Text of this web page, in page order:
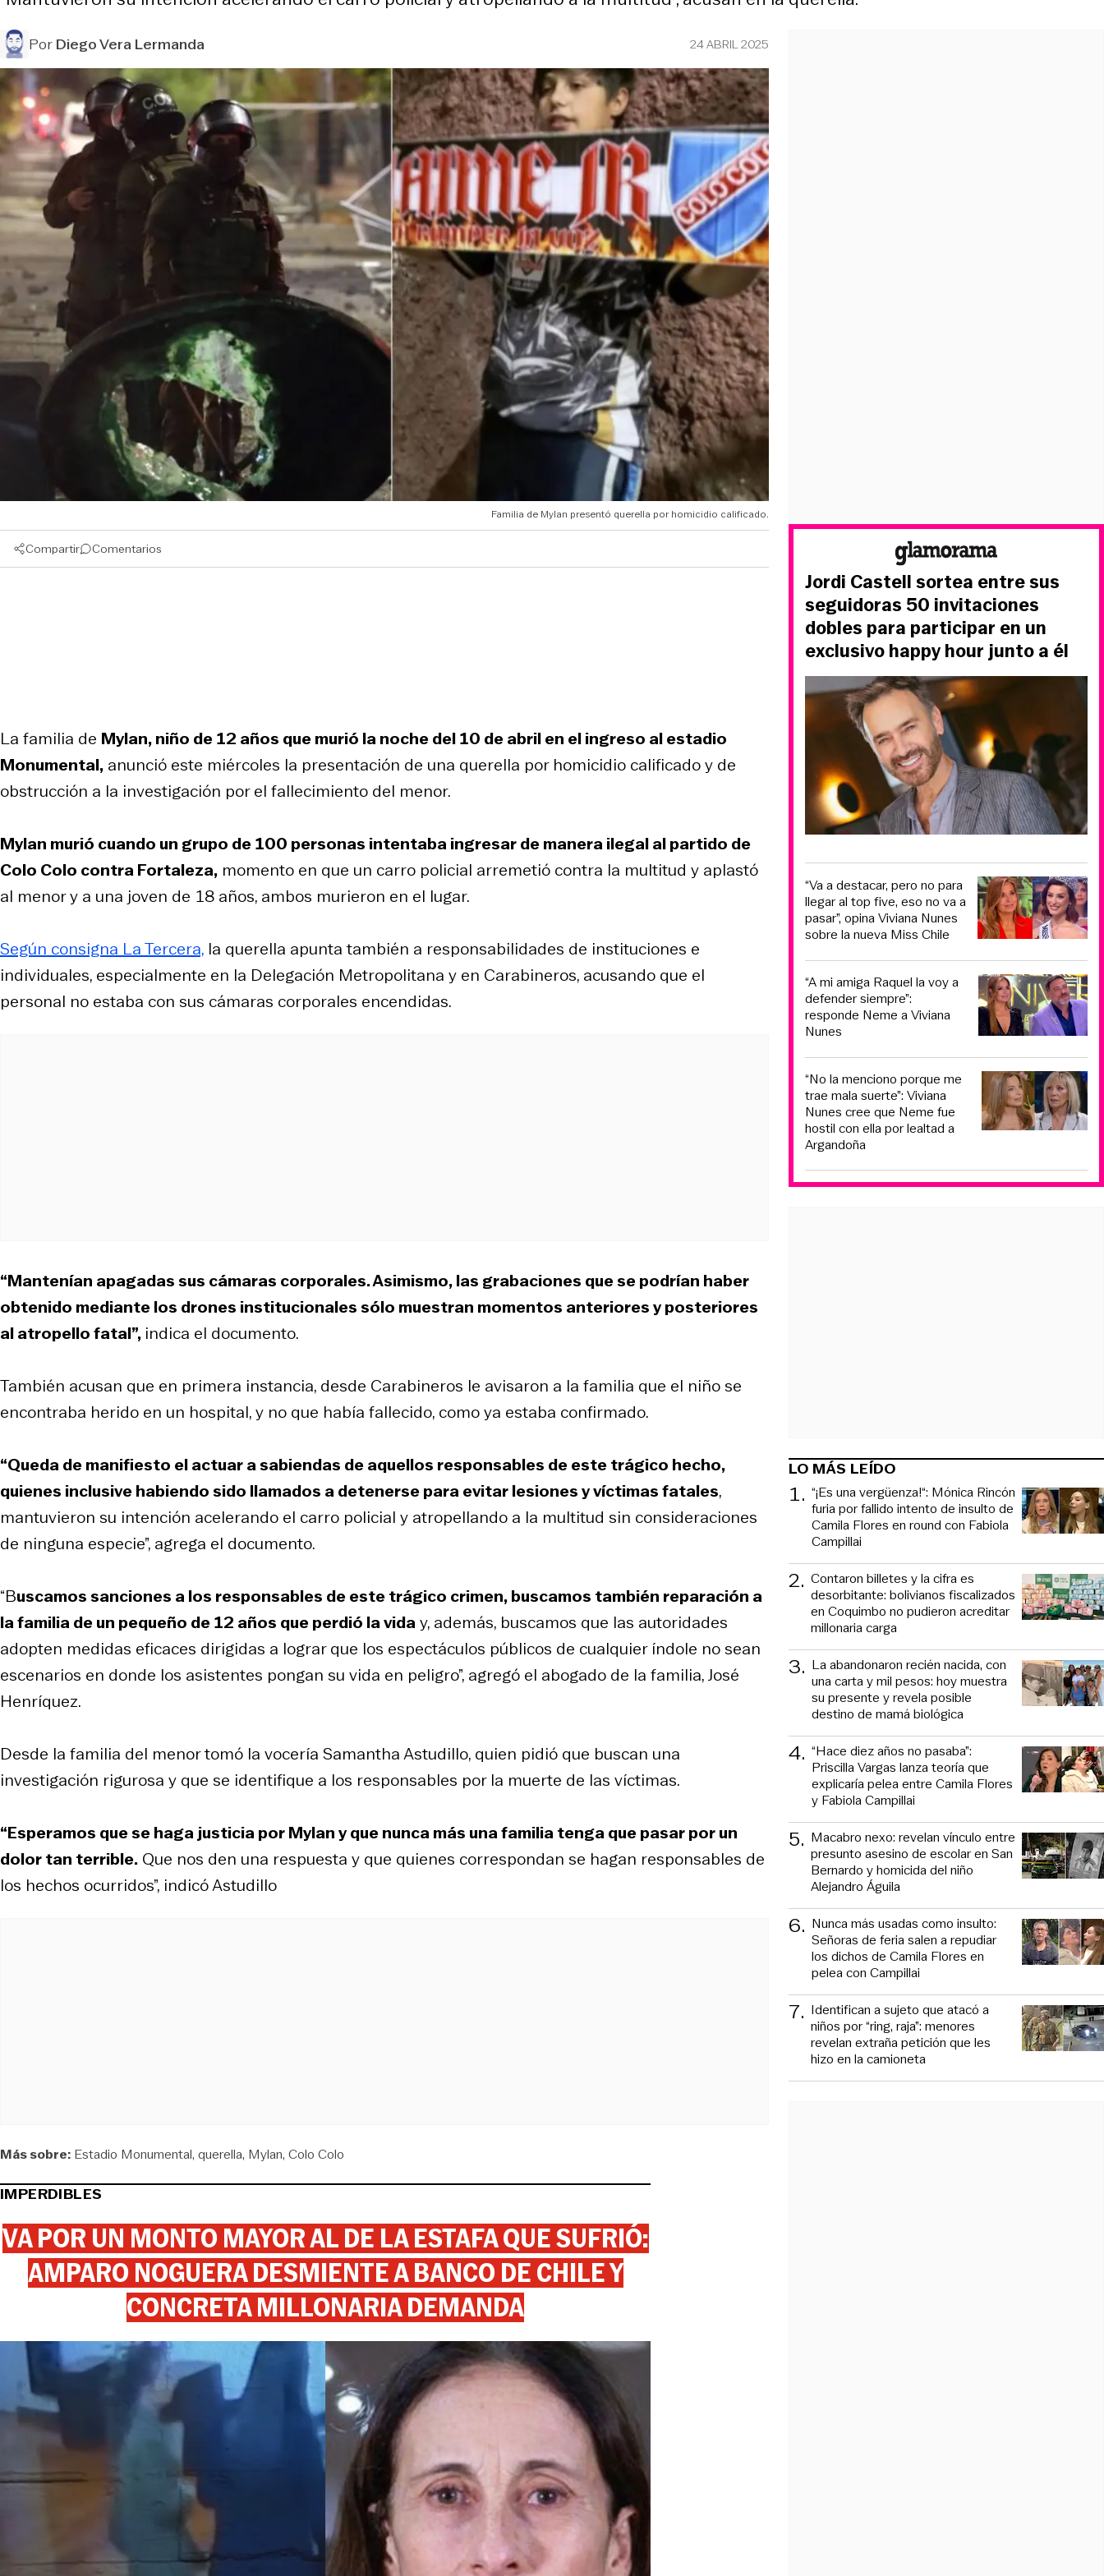
PorDiego Vera Lermanda 24 ABRIL 2025
Familia de Mylan presentó querella por homicidio calificado.
Compartir Comentarios
La familia de Mylan, niño de 12 años que murió la noche del 10 de abril en el ingreso al estadio
Monumental, anunció este miércoles la presentación de una querella por homicidio calificado y de
obstrucción a la investigación por el fallecimiento del menor.
Mylan murió cuando un grupo de 100 personas intentaba ingresar de manera ilegal al partido de
Colo Colo contra Fortaleza, momento en que un carro policial arremetió contra la multitud y aplastó
al menor y a una joven de 18 años, ambos murieron en el lugar.
Según consigna La Tercera, la querella apunta también a responsabilidades de instituciones e
individuales, especialmente en la Delegación Metropolitana y en Carabineros, acusando que el
personal no estaba con sus cámaras corporales encendidas.
“Mantenían apagadas sus cámaras corporales. Asimismo, las grabaciones que se podrían haber
obtenido mediante los drones institucionales sólo muestran momentos anteriores y posteriores
al atropello fatal”, indica el documento.
También acusan que en primera instancia, desde Carabineros le avisaron a la familia que el niño se
encontraba herido en un hospital, y no que había fallecido, como ya estaba confirmado.
“Queda de manifiesto el actuar a sabiendas de aquellos responsables de este trágico hecho,
quienes inclusive habiendo sido llamados a detenerse para evitar lesiones y víctimas fatales,
mantuvieron su intención acelerando el carro policial y atropellando a la multitud sin consideraciones
de ninguna especie”, agrega el documento.
“Buscamos sanciones a los responsables de este trágico crimen, buscamos también reparación a
la familia de un pequeño de 12 años que perdió la viday, además, buscamos que las autoridades
adopten medidas eficaces dirigidas a lograr que los espectáculos públicos de cualquier índole no sean
escenarios en donde los asistentes pongan su vida en peligro”, agregó el abogado de la familia, José
Henríquez.
Desde la familia del menor tomó la vocería Samantha Astudillo, quien pidió que buscan una
investigación rigurosa y que se identifique a los responsables por la muerte de las víctimas.
“Esperamos que se haga justicia por Mylan y que nunca más una familia tenga que pasar por un
dolor tan terrible. Que nos den una respuesta y que quienes correspondan se hagan responsables de
los hechos ocurridos”, indicó Astudillo
Más sobre: Estadio Monumental querella Mylan Colo Colo
IMPERDIBLES
VA POR UN MONTO MAYOR AL DE LA ESTAFA QUE SUFRIÓ:
AMPARO NOGUERA DESMIENTE A BANCO DE CHILE Y
CONCRETA MILLONARIA DEMANDA
Jordi Castell sortea entre sus
seguidoras 50 invitaciones
dobles para participar en un
exclusivo happy hour junto a él
“Va a destacar, pero no para
llegar al top five, eso no va a
pasar”, opina Viviana Nunes
sobre la nueva Miss Chile
“A mi amiga Raquel la voy a
defender siempre”:
responde Neme a Viviana
Nunes
“No la menciono porque me
trae mala suerte”: Viviana
Nunes cree que Neme fue
hostil con ella por lealtad a
Argandoña
LO MÁS LEÍDO
1. “¡Es una vergüenza!“: Mónica Rincón
furia por fallido intento de insulto de
Camila Flores en round con Fabiola
Campillai
2. Contaron billetes y la cifra es
desorbitante: bolivianos fiscalizados
en Coquimbo no pudieron acreditar
millonaria carga
3. La abandonaron recién nacida, con
una carta y mil pesos: hoy muestra
su presente y revela posible
destino de mamá biológica
4. “Hace diez años no pasaba”:
Priscilla Vargas lanza teoría que
explicaría pelea entre Camila Flores
y Fabiola Campillai
5. Macabro nexo: revelan vínculo entre
presunto asesino de escolar en San
Bernardo y homicida del niño
Alejandro Águila
6. Nunca más usadas como insulto:
Señoras de feria salen a repudiar
los dichos de Camila Flores en
pelea con Campillai
7. Identifican a sujeto que atacó a
niños por “ring, raja”: menores
revelan extraña petición que les
hizo en la camioneta